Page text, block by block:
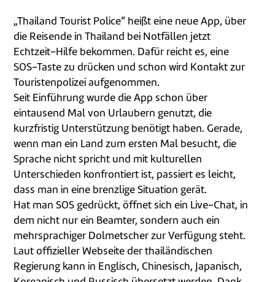
„Thailand Tourist Police“ heißt eine neue App, über
die Reisende in Thailand bei Notfällen jetzt
Echtzeit-Hilfe bekommen. Dafür reicht es, eine
SOS-Taste zu drücken und schon wird Kontakt zur
Touristenpolizei aufgenommen.
Seit Einführung wurde die App schon über
eintausend Mal von Urlaubern genutzt, die
kurzfristig Unterstützung benötigt haben. Gerade,
wenn man ein Land zum ersten Mal besucht, die
Sprache nicht spricht und mit kulturellen
Unterschieden konfrontiert ist, passiert es leicht,
dass man in eine brenzlige Situation gerät.
Hat man SOS gedrückt, öffnet sich ein Live-Chat, in
dem nicht nur ein Beamter, sondern auch ein
mehrsprachiger Dolmetscher zur Verfügung steht.
Laut offizieller Webseite der thailändischen
Regierung kann in Englisch, Chinesisch, Japanisch,